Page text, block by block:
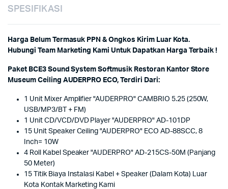
SPESIFIKASI
Harga Belum Termasuk PPN & Ongkos Kirim Luar Kota.
Hubungi Team Marketing Kami Untuk Dapatkan Harga Terbaik !
Paket BCE3 Sound System Softmusik Restoran Kantor Store
Museum Ceiling AUDERPRO ECO, Terdiri Dari:
1 Unit Mixer Amplifier "AUDERPRO" CAMBRIO 5.25 (250W,
USB/MP3/BT + FM)
1 Unit CD/VCD/DVD Player "AUDERPRO" AD-101DP
15 Unit Speaker Ceiling "AUDERPRO" ECO AD-88SCC, 8
Inch= 10W
4 Roll Kabel Speaker "AUDERPRO" AD-215CS-50M (Panjang
50 Meter)
15 Titik Biaya Instalasi Kabel + Speaker (Dalam Kota) Luar
Kota Kontak Marketing Kami